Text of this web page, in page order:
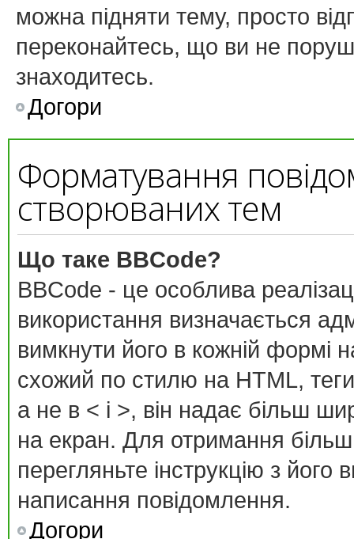
можна підняти тему, просто
переконайтесь, що ви не
знаходитесь.
Догори
Форматування
створюваних тем
Що таке BBCode?
BBCode - це особлива
використання визначається
вимкнути його в кожній формі
схожий по стилю на HTML,
а не в < і >, він надає більш
на екран. Для отримання
перегляньте інструкцію з його
написання повідомлення.
Догори